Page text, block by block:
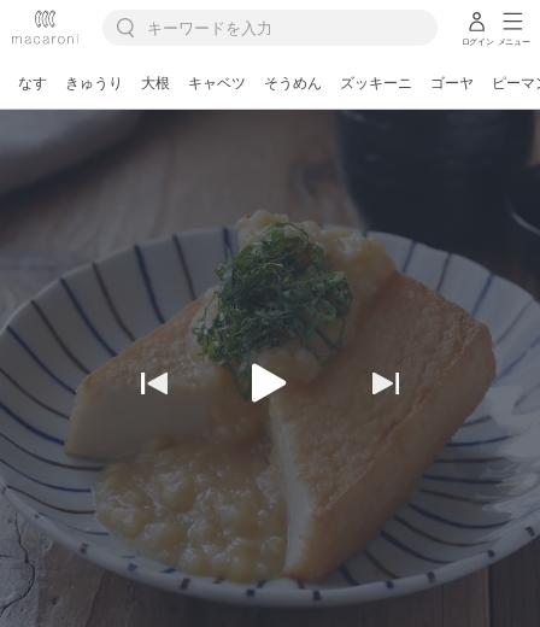
ログイン メニュー
なす きゅうり 大根 キャベツ そうめん ズッキーニ ゴーヤ ピーマ